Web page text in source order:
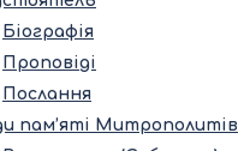
Біографія
Проповіді
Послання
пам’яті Митрополитів